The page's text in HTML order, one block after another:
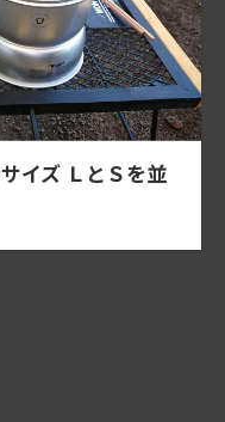
イズ ＬとＳを並